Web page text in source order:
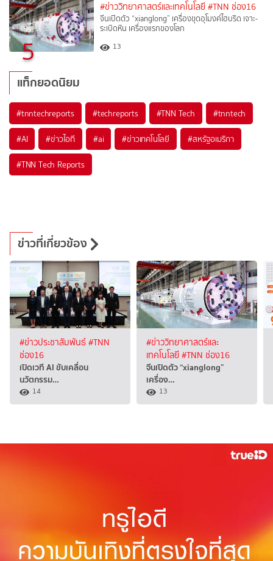
5
#ข่าววิทยาศาสตร์และเทคโนโลยี #TNN ช่อง16
จีนเปิดตัว “xianglong” เครื่องขุดอุโมงค์ไฮบริด เจาะ-
ระเบิดหิน เครื่องแรกของโลก
13
แท็กยอดนิยม
#tnntechreports #techreports #TNN Tech #tnntech
#AI #ข่าวไอที #ai #ข่าวเทคโนโลยี #สหรัฐอเมริกา
#TNN Tech Reports
ข่าวที่เกี่ยวข้อง
#ข่าวประชาสัมพันธ์#TNN
ช่อง16
เปิดเวที AI ขับเคลื่อน
นวัตกรรม…
14
#ข่าววิทยาศาสตร์และ
เทคโนโลยี#TNN ช่อง16
จีนเปิดตัว “xianglong”
เครื่อง…
13